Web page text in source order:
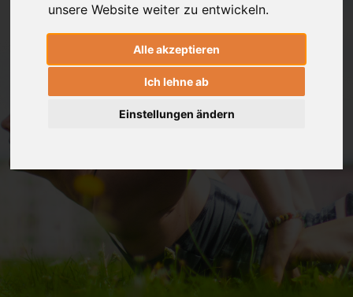
unsere Website weiter zu entwickeln.
Alle akzeptieren
Ich lehne ab
Einstellungen ändern